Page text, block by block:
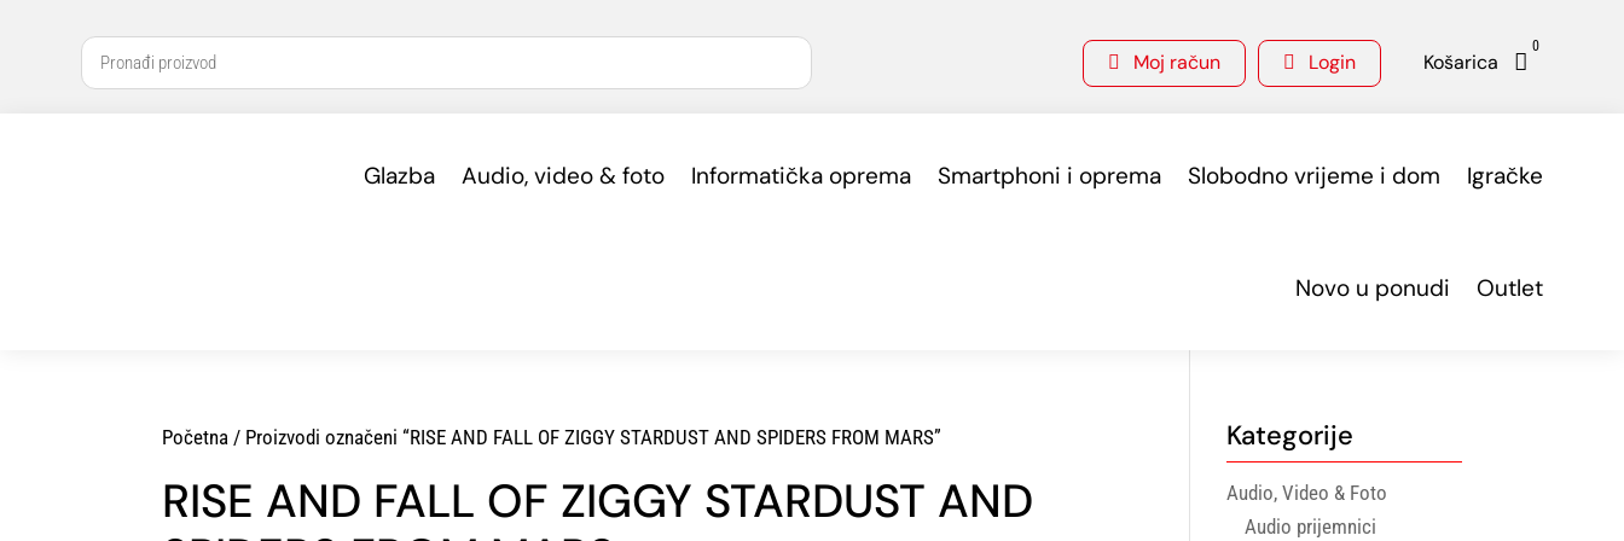
 Moj račun  Login Košarica 
0
Glazba Audio, video & foto Informatička oprema Smartphoni i oprema Slobodno vrijeme i dom Igračke
Novo u ponudi Outlet
Početna / Proizvodi označeni “RISE AND FALL OF ZIGGY STARDUST AND SPIDERS FROM MARS”
RISE AND FALL OF ZIGGY STARDUST AND
Kategorije
Audio, Video & Foto
Audio prijemnici